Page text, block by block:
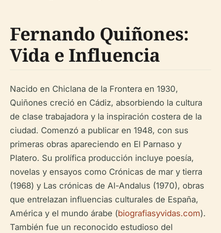
Fernando Quiñones:
Vida e Influencia
Nacido en Chiclana de la Frontera en 1930,
Quiñones creció en Cádiz, absorbiendo la cultura
de clase trabajadora y la inspiración costera de la
ciudad. Comenzó a publicar en 1948, con sus
primeras obras apareciendo en El Parnaso y
Platero. Su prolífica producción incluye poesía,
novelas y ensayos como Crónicas de mar y tierra
(1968) y Las crónicas de Al-Andalus (1970), obras
que entrelazan influencias culturales de España,
América y el mundo árabe (biografiasyvidas.com).
También fue un reconocido estudioso del